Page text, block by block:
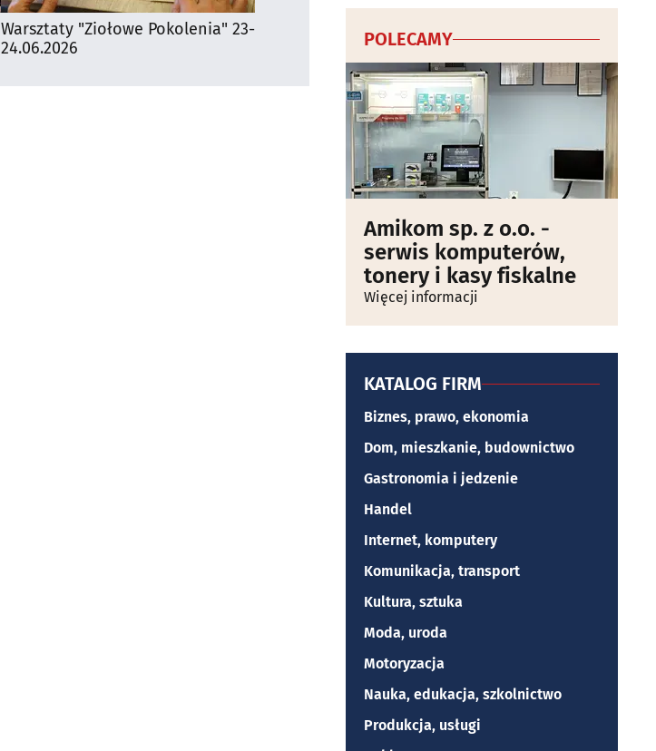
Warsztaty "Ziołowe Pokolenia" 23-
24.06.2026
POLECAMY
Amikom sp. z o.o. -
serwis komputerów,
tonery i kasy fiskalne
Więcej informacji
KATALOG FIRM
Biznes, prawo, ekonomia
Dom, mieszkanie, budownictwo
Gastronomia i jedzenie
Handel
Internet, komputery
Komunikacja, transport
Kultura, sztuka
Moda, uroda
Motoryzacja
Nauka, edukacja, szkolnictwo
Produkcja, usługi